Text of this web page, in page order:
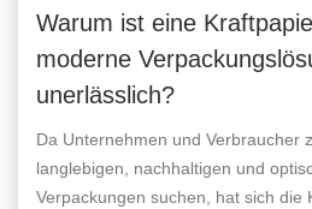
Warum ist eine
moderne
unerlässlich?
Da Unternehmen und Verbraucher
langlebigen, nachhaltigen und
Verpackungen suchen, hat sich die